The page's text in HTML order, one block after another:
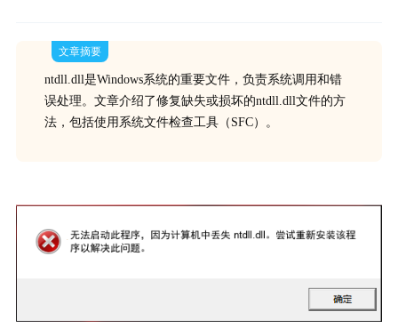
文章摘要
ntdll.dll是Windows系统的重要文件，负责系统调用和错
误处理。文章介绍了修复缺失或损坏的ntdll.dll文件的方
法，包括使用系统文件检查工具（SFC）。